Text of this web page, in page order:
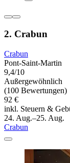
2. Crabun
Crabun
Pont-Saint-Martin
9,4/10
Außergewöhnlich
(100 Bewertungen)
92 €
inkl. Steuern &
24. Aug.–25. Aug.
Crabun